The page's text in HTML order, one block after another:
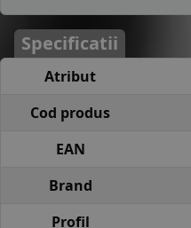
Specificatii
Atribut
Cod produs
EAN
Brand
Profil